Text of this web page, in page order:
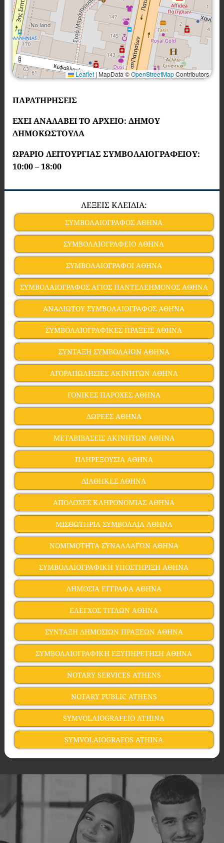
Leaflet | MapData ©OpenStreetMapContributors
ΠΑΡΑΤΗΡΗΣΕΙΣ
ΕΧΕΙ ΑΝΑΛΑΒΕΙ ΤΟ ΑΡΧΕΙΟ: ΔΗΜΟΥ
ΔΗΜΟΚΩΣΤΟΥΛΑ
ΩΡΑΡΙΟ ΛΕΙΤΟΥΡΓΙΑΣ ΣΥΜΒΟΛΑΙΟΓΡΑΦΕΙΟΥ:
10:00 – 18:00
ΛΕΞΕΙΣ ΚΛΕΙΔΙΑ:
ΣΥΜΒΟΛΑΙΟΓΡΑΦΟΣ ΑΘΗΝΑ
ΣΥΜΒΟΛΑΙΟΓΡΑΦΕΙΟ ΑΘΗΝΑ
ΣΥΜΒΟΛΑΙΟΓΡΑΦΟΙ ΑΘΗΝΑ
ΣΥΜΒΟΛΑΙΟΓΡΑΦΟΣ ΑΓΙΟΣ ΠΑΝΤΕΛΕΗΜΟΝΟΣ ΑΘΗΝΑ
ΑΝΑΔΙΩΤΟΥ ΣΥΜΒΟΛΑΙΟΓΡΑΦΟΣ ΑΘΗΝΑ
ΣΥΜΒΟΛΑΙΟΓΡΑΦΙΚΕΣ ΠΡΑΞΕΙΣ ΑΘΗΝΑ
ΣΥΝΤΑΞΗ ΣΥΜΒΟΛΑΙΩΝ ΑΘΗΝΑ
ΑΓΟΡΑΠΩΛΗΣΙΕΣ ΑΚΙΝΗΤΩΝ ΑΘΗΝΑ
ΓΟΝΙΚΕΣ ΠΑΡΟΧΕΣ ΑΘΗΝΑ
ΔΩΡΕΕΣ ΑΘΗΝΑ
ΜΕΤΑΒΙΒΑΣΕΙΣ ΑΚΙΝΗΤΩΝ ΑΘΗΝΑ
ΠΛΗΡΕΞΟΥΣΙΑ ΑΘΗΝΑ
ΔΙΑΘΗΚΕΣ ΑΘΗΝΑ
ΑΠΟΔΟΧΕΣ ΚΛΗΡΟΝΟΜΙΑΣ ΑΘΗΝΑ
ΜΙΣΘΩΤΗΡΙΑ ΣΥΜΒΟΛΑΙΑ ΑΘΗΝΑ
ΝΟΜΙΜΟΤΗΤΑ ΣΥΝΑΛΛΑΓΩΝ ΑΘΗΝΑ
ΣΥΜΒΟΛΑΙΟΓΡΑΦΙΚΗ ΥΠΟΣΤΗΡΙΞΗ ΑΘΗΝΑ
ΔΗΜΟΣΙΑ ΕΓΓΡΑΦΑ ΑΘΗΝΑ
ΕΛΕΓΧΟΣ ΤΙΤΛΩΝ ΑΘΗΝΑ
ΣΥΝΤΑΞΗ ΔΗΜΟΣΙΩΝ ΠΡΑΞΕΩΝ ΑΘΗΝΑ
ΣΥΜΒΟΛΑΙΟΓΡΑΦΙΚΗ ΕΞΥΠΗΡΕΤΗΣΗ ΑΘΗΝΑ
NOTARY SERVICES ATHENS
NOTARY PUBLIC ATHENS
SYMVOLAIOGRAFEIO ATHINA
SYMVOLAIOGRAFOS ATHINA